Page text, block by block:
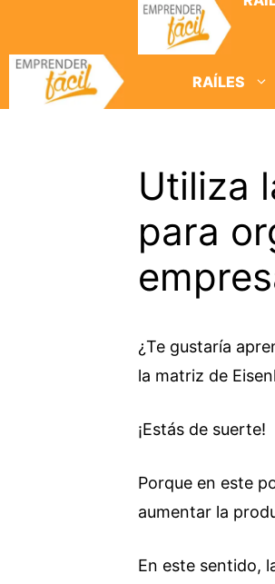
contenido
RAÍLES
Utiliza
para
¿Te gustaría
la matriz de
¡Estás de suerte!
Porque en este
aumentar la
En este sentido,